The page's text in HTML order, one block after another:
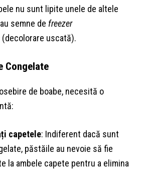
nu sunt lipite unele de altele
semne de freezer
(decolorare uscată).
Congelate
de boabe, necesită o
capetele: Indiferent dacă sunt
păstăile au nevoie să fie
la ambele capete pentru a elimina